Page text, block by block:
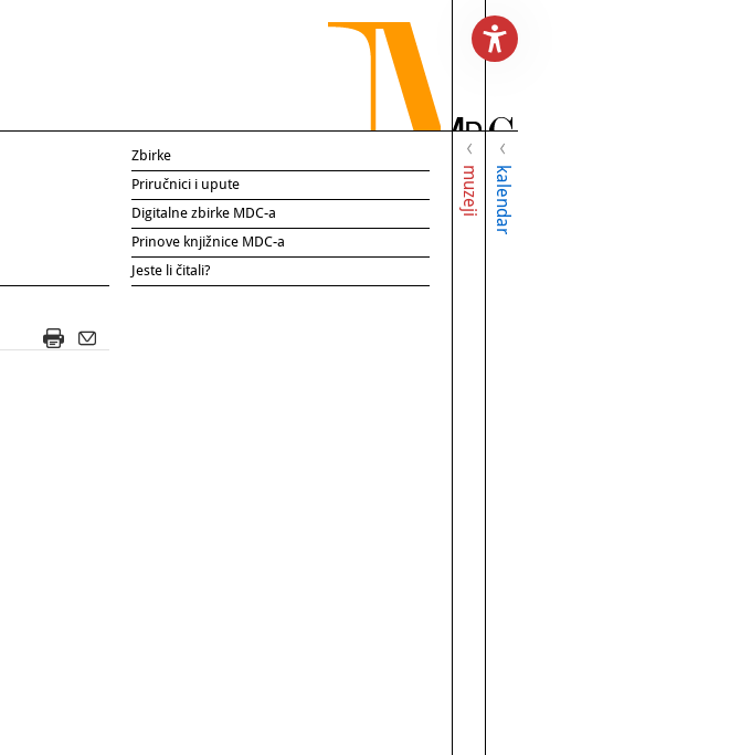
muzeji kalendar
Zbirke
Priručnici i upute
Digitalne zbirke MDC-a
Prinove knjižnice MDC-a
Jeste li čitali?